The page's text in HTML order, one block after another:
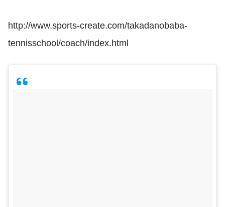
http://www.sports-create.com/takadanobaba-
tennisschool/coach/index.html